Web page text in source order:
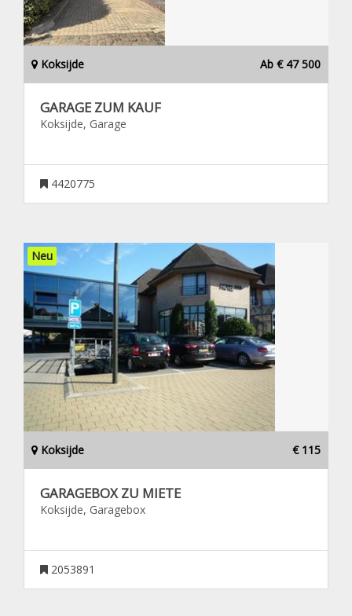
Koksijde Ab € 47 500
GARAGE ZUM KAUF
Koksijde, Garage
4420775
Neu
Koksijde € 115
GARAGEBOX ZU MIETE
Koksijde, Garagebox
2053891